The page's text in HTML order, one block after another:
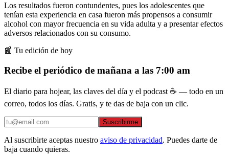
Los resultados fueron contundentes, pues los adolescentes que
tenían esta experiencia en casa fueron más propensos a consumir
alcohol con mayor frecuencia en su vida adulta y a presentar efectos
adversos relacionados con su consumo.
📰 Tu edición de hoy
Recibe el periódico de mañana a las 7:00 am
El diario para hojear, las claves del día y el podcast ☕ — todo en un
correo, todos los días. Gratis, y te das de baja con un clic.
Suscribirme
Al suscribirte aceptas nuestro aviso de privacidad. Puedes darte de
baja cuando quieras.